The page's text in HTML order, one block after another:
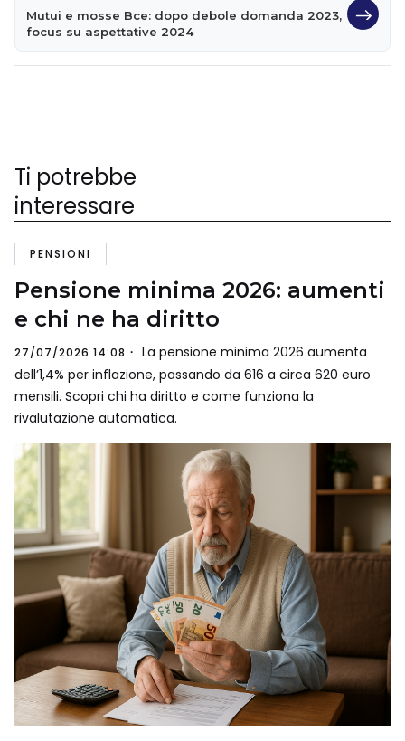
Mutui e mosse Bce: dopo debole domanda 2023,
focus su aspettative 2024
Ti potrebbe
interessare
PENSIONI
Pensione minima 2026: aumenti
e chi ne ha diritto
27/07/2026 14:08
La pensione minima 2026 aumenta
dell’1,4% per inflazione, passando da 616 a circa 620 euro
mensili. Scopri chi ha diritto e come funziona la
rivalutazione automatica.